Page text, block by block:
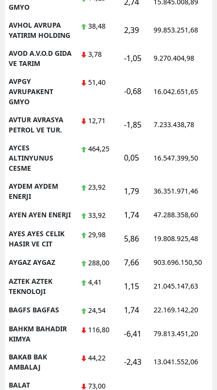
GMYO
AVHOL AVRUPA
YATIRIM HOLDING
38,48 2,39 99.853.251,68
AVOD A.V.O.D GIDA
VE TARIM
3,78 -1,05 9.270.404,98
AVPGY
AVRUPAKENT
GMYO
51,40
-0,68 16.042.651,65
AVTUR AVRASYA
PETROL VE TUR.
12,71 -1,85 7.233.438,78
AYCES
ALTINYUNUS
CESME
464,25
0,05 16.547.399,50
AYDEM AYDEM
ENERJI
23,92 1,79 36.351.971,46
AYEN AYEN ENERJI 33,92 1,74 47.288.358,60
AYES AYES CELIK
HASIR VE CIT
29,98 5,86 19.808.925,48
AYGAZ AYGAZ 288,00 7,66 903.696.150,50
AZTEK AZTEK
TEKNOLOJI
4,41 1,15 21.045.147,63
BAGFS BAGFAS 24,54 1,74 22.169.142,20
BAHKM BAHADIR
KIMYA
116,80 -6,41 79.813.451,20
BAKAB BAK
AMBALAJ
44,22 -2,43 13.041.552,06
BALAT
73,00